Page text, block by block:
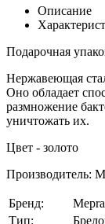
Описание
Подарочная
Нержавеющая
Оно обладает
размножение
уничтожать их.
Цвет - золото
Производитель:
Бренд:
Mepra
Тип: